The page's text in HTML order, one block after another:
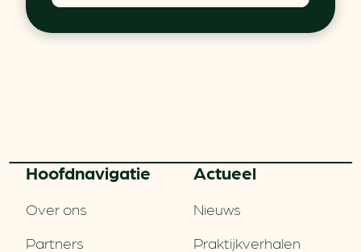
Hoofd­navigatie
Over ons
Partners
Actueel
Nieuws
Praktijkverhalen